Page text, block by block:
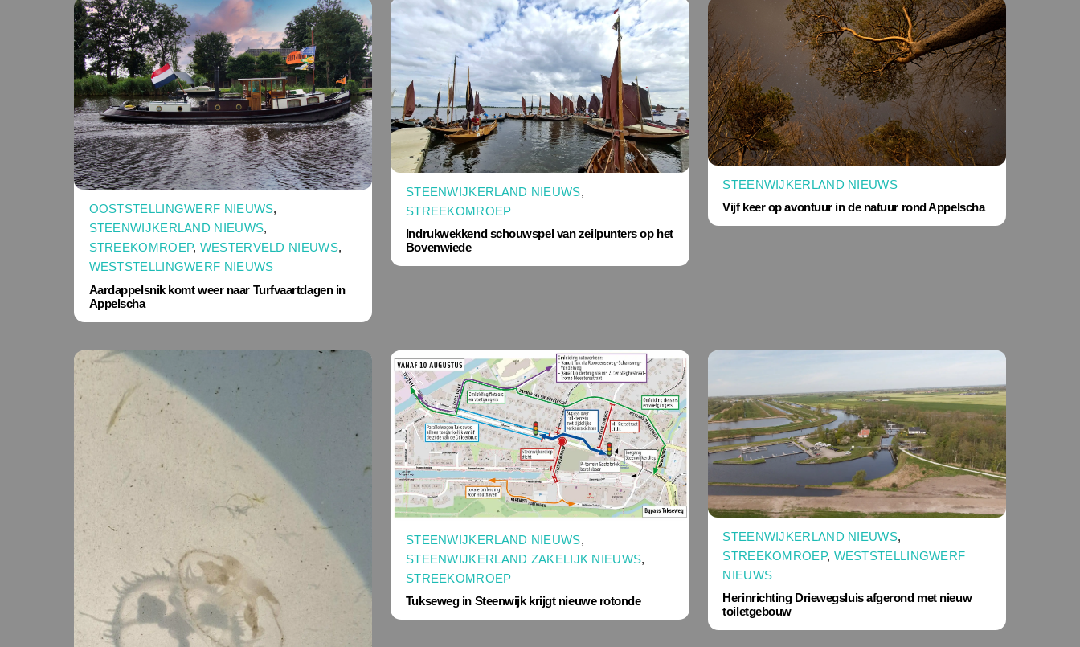
OOSTSTELLINGWERF NIEUWS,
STEENWIJKERLAND NIEUWS,
STREEKOMROEP, WESTERVELD NIEUWS,
WESTSTELLINGWERF NIEUWS
Aardappelsnik komt weer naar Turfvaartdagen in
Appelscha
STEENWIJKERLAND NIEUWS,
STREEKOMROEP
Indrukwekkend schouwspel van zeilpunters op het
Bovenwiede
STEENWIJKERLAND NIEUWS
Vijf keer op avontuur in de natuur rond Appelscha
STEENWIJKERLAND NIEUWS,
STEENWIJKERLAND ZAKELIJK NIEUWS,
STREEKOMROEP
Tukseweg in Steenwijk krijgt nieuwe rotonde
STEENWIJKERLAND NIEUWS,
STREEKOMROEP, WESTSTELLINGWERF
NIEUWS
Herinrichting Driewegsluis afgerond met nieuw
toiletgebouw